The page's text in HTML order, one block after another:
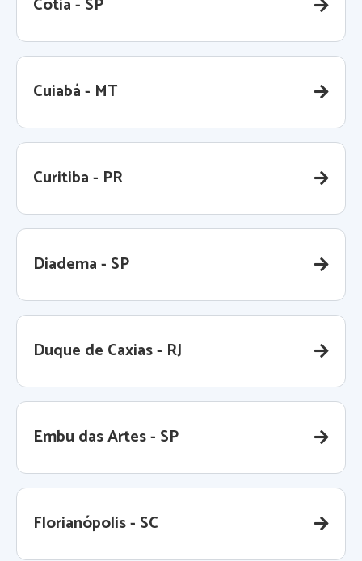
Cotia - SP
Cuiabá - MT
Curitiba - PR
Diadema - SP
Duque de Caxias - RJ
Embu das Artes - SP
Florianópolis - SC